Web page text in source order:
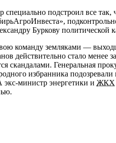
специально подстроил все
Буркову политической
команду земляками —
действительно стало менее
скандалами. Генеральная
избранника подозревали
экс-министр энергетики и ЖКХ